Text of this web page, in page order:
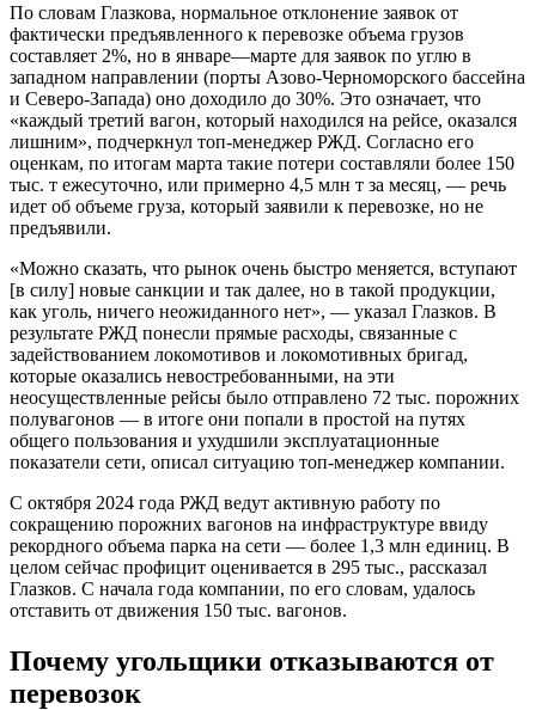
По словам Глазкова, нормальное отклонение заявок от
фактически предъявленного к перевозке объема грузов
составляет 2%, но в январе—марте для заявок по углю в
западном направлении (порты Азово-Черноморского бассейна
и Северо-Запада) оно доходило до 30%. Это означает, что
«каждый третий вагон, который находился на рейсе, оказался
лишним», подчеркнул топ-менеджер РЖД. Согласно его
оценкам, по итогам марта такие потери составляли более 150
тыс. т ежесуточно, или примерно 4,5 млн т за месяц, — речь
идет об объеме груза, который заявили к перевозке, но не
предъявили.
«Можно сказать, что рынок очень быстро меняется, вступают
[в силу] новые санкции и так далее, но в такой продукции,
как уголь, ничего неожиданного нет», — указал Глазков. В
результате РЖД понесли прямые расходы, связанные с
задействованием локомотивов и локомотивных бригад,
которые оказались невостребованными, на эти
неосуществленные рейсы было отправлено 72 тыс. порожних
полувагонов — в итоге они попали в простой на путях
общего пользования и ухудшили эксплуатационные
показатели сети, описал ситуацию топ-менеджер компании.
С октября 2024 года РЖД ведут активную работу по
сокращению порожних вагонов на инфраструктуре ввиду
рекордного объема парка на сети — более 1,3 млн единиц. В
целом сейчас профицит оценивается в 295 тыс., рассказал
Глазков. С начала года компании, по его словам, удалось
отставить от движения 150 тыс. вагонов.
Почему угольщики отказываются от
перевозок